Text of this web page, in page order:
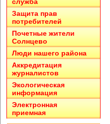
Защита прав
потребителей
Почетные жители
Солнцево
Люди нашего района
Аккредитация
журналистов
Экологическая
информация
Электронная
приемная